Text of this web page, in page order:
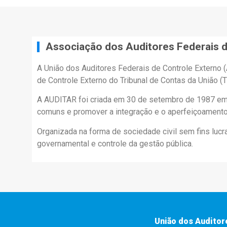
Associação dos Auditores Federais
A União dos Auditores Federais de Controle
de Controle Externo do Tribunal de Contas da União
A AUDITAR foi criada em 30 de setembro de 1987
comuns e promover a integração e o
Organizada na forma de sociedade civil sem fins
governamental e controle da gestão pública.
União dos